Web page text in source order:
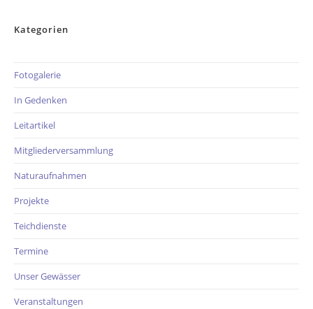
Kategorien
Fotogalerie
In Gedenken
Leitartikel
Mitgliederversammlung
Naturaufnahmen
Projekte
Teichdienste
Termine
Unser Gewässer
Veranstaltungen